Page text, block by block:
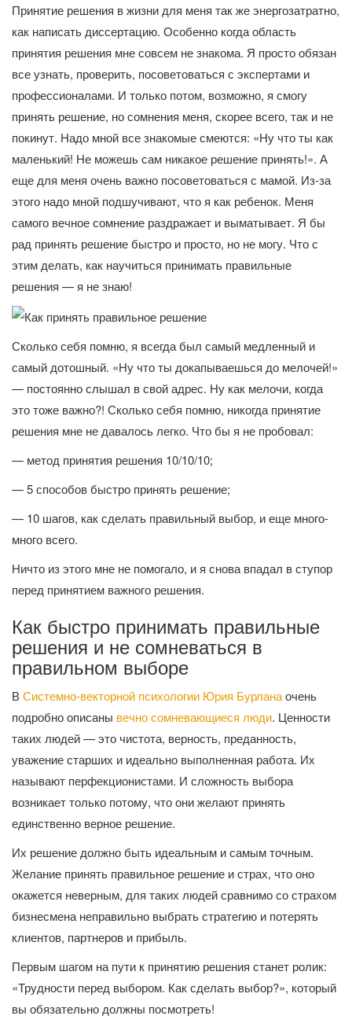
Принятие решения в жизни для меня так же энергозатратно,
как написать диссертацию. Особенно когда область
принятия решения мне совсем не знакома. Я просто обязан
все узнать, проверить, посоветоваться с экспертами и
профессионалами. И только потом, возможно, я смогу
принять решение, но сомнения меня, скорее всего, так и не
покинут. Надо мной все знакомые смеются: «Ну что ты как
маленький! Не можешь сам никакое решение принять!». А
еще для меня очень важно посоветоваться с мамой. Из-за
этого надо мной подшучивают, что я как ребенок. Меня
самого вечное сомнение раздражает и выматывает. Я бы
рад принять решение быстро и просто, но не могу. Что с
этим делать, как научиться принимать правильные
решения — я не знаю!
Сколько себя помню, я всегда был самый медленный и
самый дотошный. «Ну что ты докапываешься до мелочей!»
— постоянно слышал в свой адрес. Ну как мелочи, когда
это тоже важно?! Сколько себя помню, никогда принятие
решения мне не давалось легко. Что бы я не пробовал:
— метод принятия решения 10/10/10;
— 5 способов быстро принять решение;
— 10 шагов, как сделать правильный выбор, и еще много-
много всего.
Ничто из этого мне не помогало, и я снова впадал в ступор
перед принятием важного решения.
Как быстро принимать правильные
решения и не сомневаться в
правильном выборе
ВСистемно-векторной психологии Юрия Бурланаочень
подробно описаны вечно сомневающиеся люди. Ценности
таких людей — это чистота, верность, преданность,
уважение старших и идеально выполненная работа. Их
называют перфекционистами. И сложность выбора
возникает только потому, что они желают принять
единственно верное решение.
Их решение должно быть идеальным и самым точным.
Желание принять правильное решение и страх, что оно
окажется неверным, для таких людей сравнимо со страхом
бизнесмена неправильно выбрать стратегию и потерять
клиентов, партнеров и прибыль.
Первым шагом на пути к принятию решения станет ролик:
«Трудности перед выбором. Как сделать выбор?», который
вы обязательно должны посмотреть!